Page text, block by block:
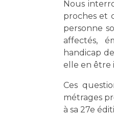
Nous
proches et
personne
affectés,
handicap
elle en être
Ces
métrages
à sa 27e